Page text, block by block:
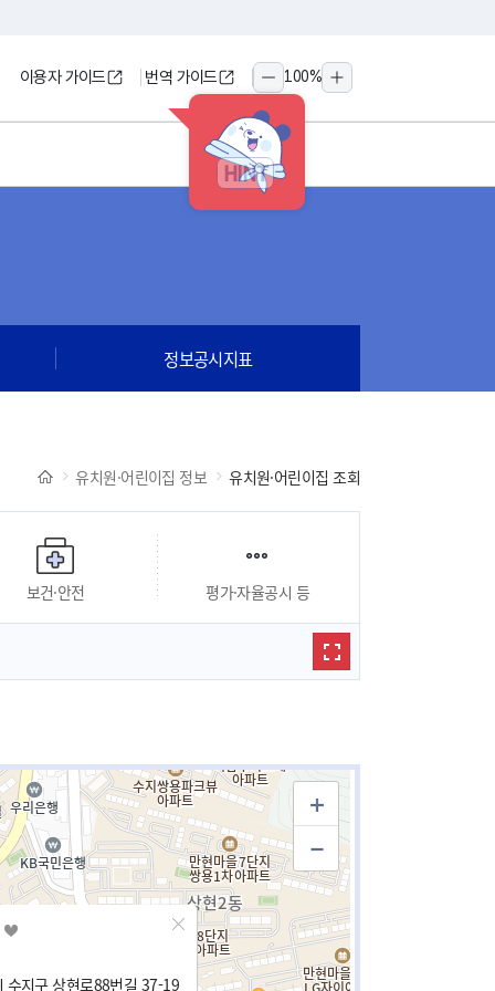
HINT
이용자 가이드 번역 가이드
축소
100%
확대
정보공시지표
유치원·어린이집 정보 유치원·어린이집 조회
보건·안전 평가·자율공시 등
수지구 상현로88번길 37-19